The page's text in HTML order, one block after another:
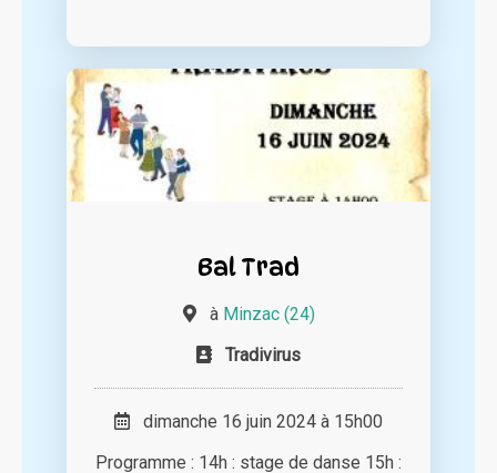
Bal Trad
à Minzac (24)
Tradivirus
dimanche 16 juin 2024 à 15h00
Programme : 14h : stage de danse 15h :